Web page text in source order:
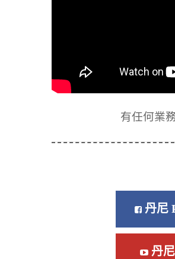
有任何業
丹尼
丹尼